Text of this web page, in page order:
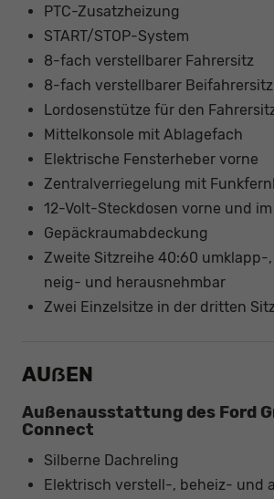
PTC-Zusatzheizung
START/STOP-System
8-fach verstellbarer Fahrersitz
8-fach verstellbarer Beifahrersitz
Lordosenstütze für den
Mittelkonsole mit Ablagefach
Elektrische Fensterheber vorne
Zentralverriegelung mit
12-Volt-Steckdosen vorne und
Gepäckraumabdeckung
Zweite Sitzreihe 40:60 umklapp-
neig- und herausnehmbar
Zwei Einzelsitze in der dritten
AUẞEN
Außenausstattung des Ford
Connect
Silberne Dachreling
Elektrisch verstell-, beheiz- und